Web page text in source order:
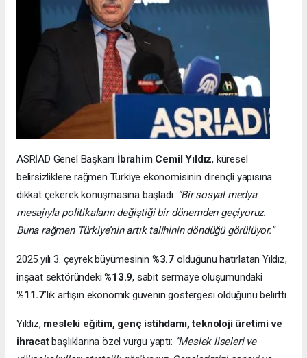
ASRİAD Genel Başkanı İbrahim Cemil Yıldız, küresel
belirsizliklere rağmen Türkiye ekonomisinin dirençli yapısına
dikkat çekerek konuşmasına başladı: “Bir sosyal medya
mesajıyla politikaların değiştiği bir dönemden geçiyoruz.
Buna rağmen Türkiye’nin artık talihinin döndüğü görülüyor.”
2025 yılı 3. çeyrek büyümesinin %3.7 olduğunu hatırlatan Yıldız,
inşaat sektöründeki%13.9, sabit sermaye oluşumundaki
%11.7’lik artışın ekonomik güvenin göstergesi olduğunu belirtti.
Yıldız, mesleki eğitim, genç istihdamı, teknoloji üretimi ve
ihracatbaşlıklarına özel vurgu yaptı: “Meslek liseleri ve